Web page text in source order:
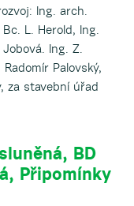
Ing. arch.
L. Herold, Ing.
Ing. Z.
Radomír Palovský,
za stavební úřad
BD
Připomínky